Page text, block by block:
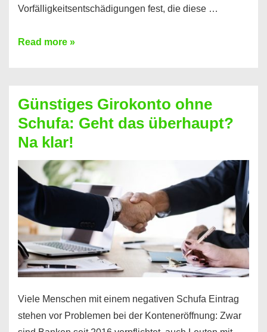
Vorfälligkeitsentschädigungen fest, die diese …
Kredit
dabei
profitieren
–
So
funktioniert’s
Read more »
Günstiges Girokonto ohne
Schufa: Geht das überhaupt?
Na klar!
Viele Menschen mit einem negativen Schufa Eintrag
stehen vor Problemen bei der Konteneröffnung: Zwar